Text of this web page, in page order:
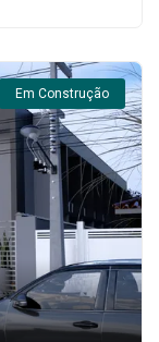
Em Construção